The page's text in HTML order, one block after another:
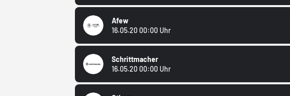
Afew
16.05.20 00:00 Uhr
Schrittmacher
16.05.20 00:00 Uhr